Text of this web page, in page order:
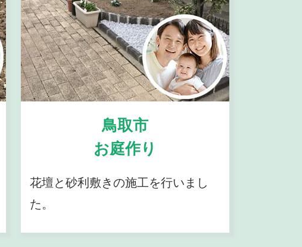
鳥取市
お庭作り
花壇と砂利敷きの施工を行いまし
た。